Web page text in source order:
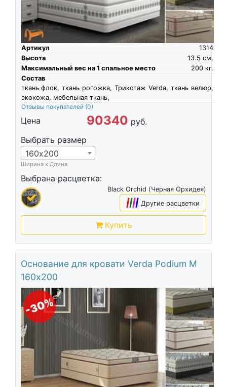
Артикул
1314
Высота
см.
13.5
Максимальный вес на 1 спальное место
кг.
200
Состав
ткань флок, ткань рогожка, Трикотаж Verda, ткань велюр,
экокожа, мебельная ткань,
Отзывы покупателей (0)
Цена 90340 руб.
Выбрать размер
160х200
Ширина х Длина
Выбрана расцветка:
Black Orchid (Черная Орхидея)
|||| Другие расцветки
Купить
Основание для кровати Verda Podium M
160х200
-30%